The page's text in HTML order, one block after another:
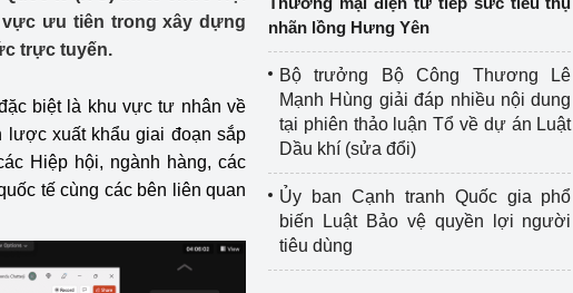
Thông cáo báo chí
Điểm báo
Lâm Thủy sản
lực
Tổ chức kiểm định kỹ thuật an toàn lao
động thuộc thẩm quyền quản lý của
vực ưu tiên trong xây dựng
trực tuyến.
biệt là khu vực tư nhân về
lược xuất khẩu giai đoạn sắp
Hiệp hội, ngành hàng, các
tế cùng các bên liên quan
nhãn lồng Hưng Yên
Bộ trưởng Bộ Công Thương Lê
Mạnh Hùng giải đáp nhiều nội dung
tại phiên thảo luận Tổ về dự án Luật
Dầu khí (sửa đổi)
Ủy ban Cạnh tranh Quốc gia phổ
biến Luật Bảo vệ quyền lợi người
tiêu dùng